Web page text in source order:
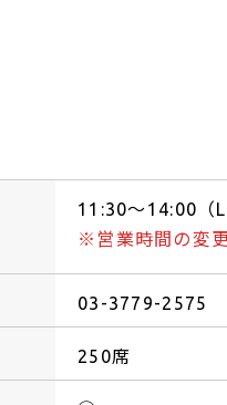
11:30～14:00（
※営業時間の変
03-3779-2575
250席